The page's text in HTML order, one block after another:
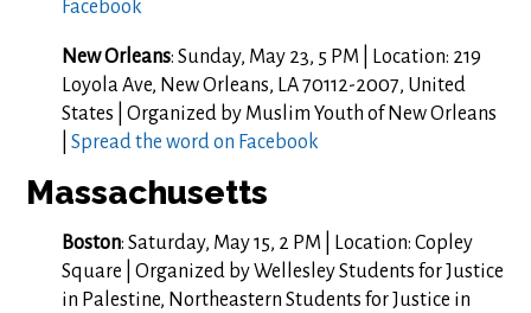
Facebook
New Orleans: Sunday, May 23, 5 PM | Location: 219
Loyola Ave, New Orleans, LA 70112-2007, United
States | Organized by Muslim Youth of New Orleans
|Spread the word on Facebook
Massachusetts
Boston: Saturday, May 15, 2 PM | Location: Copley
Square | Organized by Wellesley Students for Justice
in Palestine, Northeastern Students for Justice in